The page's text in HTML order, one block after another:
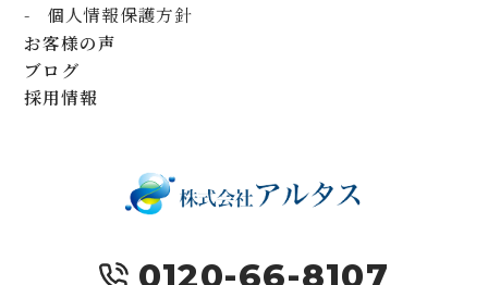
個人情報保護方針
お客様の声
ブログ
採用情報
0120-66-8107